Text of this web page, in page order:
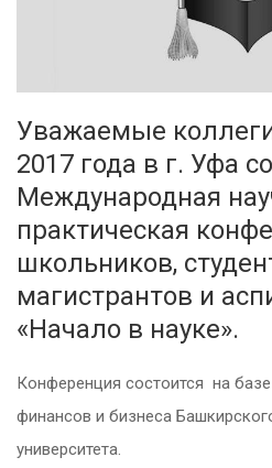
Уважаемые
2017 года в г. Уфа
Международная
практическая
школьников,
магистрантов и
«Начало в науке».
Конференция состоится на
финансов и бизнеса
университета.